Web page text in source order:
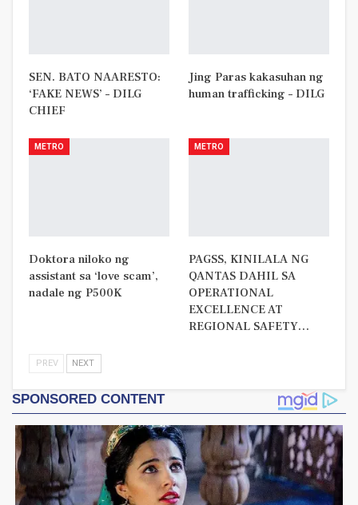
SEN. BATO NAARESTO:
‘FAKE NEWS’ – DILG
CHIEF
Jing Paras kakasuhan ng
human trafficking – DILG
METRO
Doktora niloko ng
assistant sa ‘love scam’,
nadale ng P500K
METRO
PAGSS, KINILALA NG
QANTAS DAHIL SA
OPERATIONAL
EXCELLENCE AT
REGIONAL SAFETY…
PREV NEXT